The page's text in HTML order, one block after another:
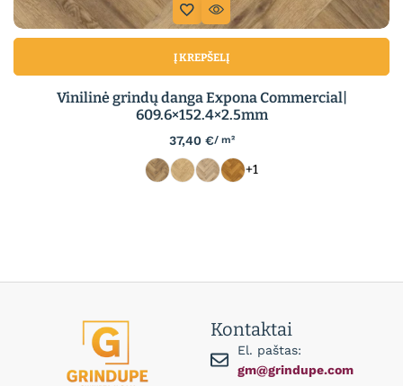
Į KREPŠELĮ
Vinilinė grindų danga Expona Commercial|
609.6×152.4×2.5mm
37,40 €/ m²
+1
Kontaktai
El. paštas:
gm@grindupe.com